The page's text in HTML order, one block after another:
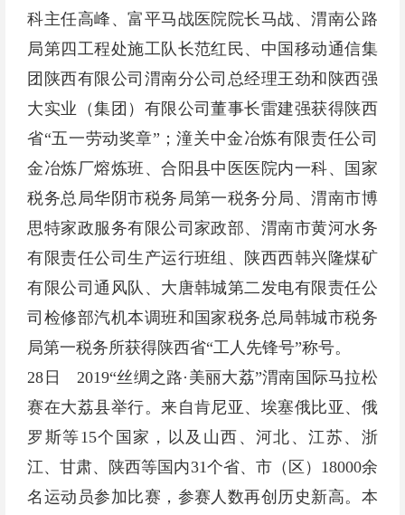
科主任高峰、富平马战医院院长马战、渭南公路
局第四工程处施工队长范红民、中国移动通信集
团陕西有限公司渭南分公司总经理王劲和陕西强
大实业（集团）有限公司董事长雷建强获得陕西
省“五一劳动奖章”；潼关中金冶炼有限责任公司
金冶炼厂熔炼班、合阳县中医医院内一科、国家
税务总局华阴市税务局第一税务分局、渭南市博
思特家政服务有限公司家政部、渭南市黄河水务
有限责任公司生产运行班组、陕西西韩兴隆煤矿
有限公司通风队、大唐韩城第二发电有限责任公
司检修部汽机本调班和国家税务总局韩城市税务
局第一税务所获得陕西省“工人先锋号”称号。
28日 2019“丝绸之路·美丽大荔”渭南国际马拉松
赛在大荔县举行。来自肯尼亚、埃塞俄比亚、俄
罗斯等15个国家，以及山西、河北、江苏、浙
江、甘肃、陕西等国内31个省、市（区）18000余
名运动员参加比赛，参赛人数再创历史新高。本